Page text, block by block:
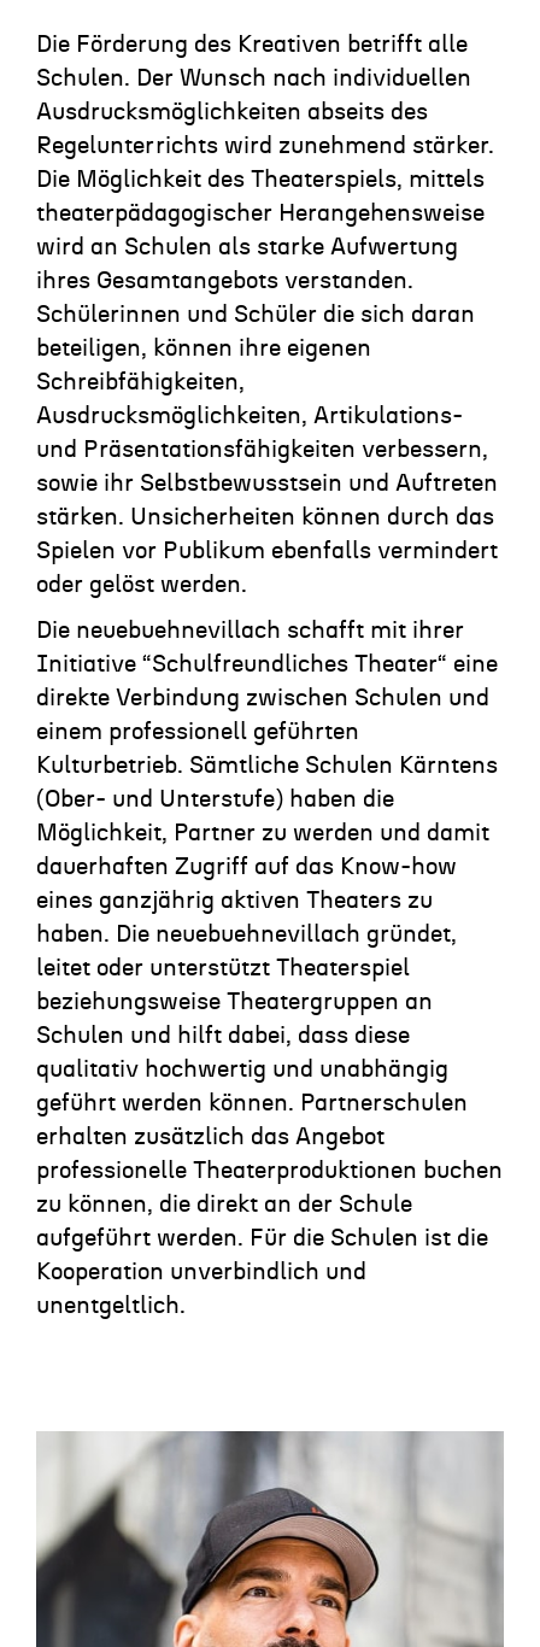
Die Förderung des Kreativen betrifft alle
Schulen. Der Wunsch nach individuellen
Ausdrucksmöglichkeiten abseits des
Regelunterrichts wird zunehmend stärker.
Die Möglichkeit des Theaterspiels, mittels
theaterpädagogischer Herangehensweise
wird an Schulen als starke Aufwertung
ihres Gesamtangebots verstanden.
Schülerinnen und Schüler die sich daran
beteiligen, können ihre eigenen
Schreibfähigkeiten,
Ausdrucksmöglichkeiten, Artikulations-
und Präsentationsfähigkeiten verbessern,
sowie ihr Selbstbewusstsein und Auftreten
stärken. Unsicherheiten können durch das
Spielen vor Publikum ebenfalls vermindert
oder gelöst werden.
Die neuebuehnevillach schafft mit ihrer
Initiative “Schulfreundliches Theater“ eine
direkte Verbindung zwischen Schulen und
einem professionell geführten
Kulturbetrieb. Sämtliche Schulen Kärntens
(Ober- und Unterstufe) haben die
Möglichkeit, Partner zu werden und damit
dauerhaften Zugriff auf das Know-how
eines ganzjährig aktiven Theaters zu
haben. Die neuebuehnevillach gründet,
leitet oder unterstützt Theaterspiel
beziehungsweise Theatergruppen an
Schulen und hilft dabei, dass diese
qualitativ hochwertig und unabhängig
geführt werden können. Partnerschulen
erhalten zusätzlich das Angebot
professionelle Theaterproduktionen buchen
zu können, die direkt an der Schule
aufgeführt werden. Für die Schulen ist die
Kooperation unverbindlich und
unentgeltlich.